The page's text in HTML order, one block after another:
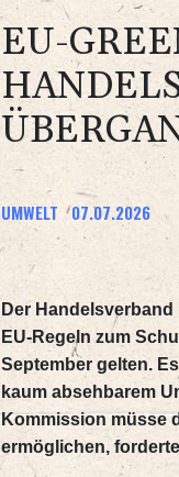
EU-
UMWELT 07.07.2026
Der
EU-Regeln zum
September gelten.
kaum absehbarem
Kommission müsse
ermöglichen,